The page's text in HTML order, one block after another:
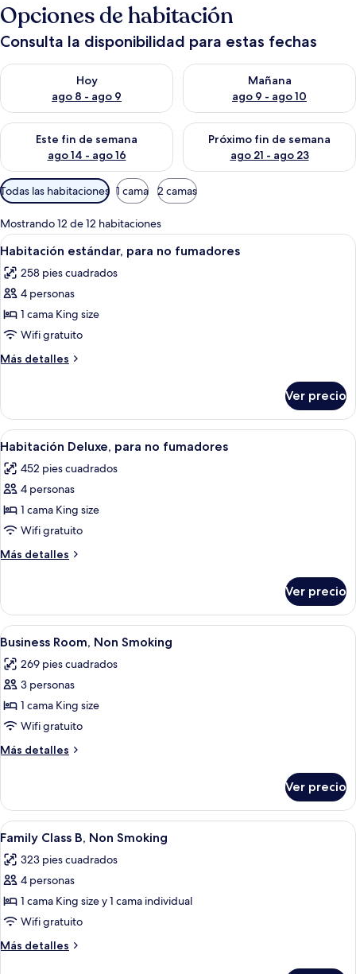
Opciones de habitación
Consulta la disponibilidad para estas fechas
Hoy
ago 8 - ago 9
Consulta la disponibilidad para hoy ago 8 - ago 9
Mañana
ago 9 - ago 10
Consulta la disponibilidad
Este fin de semana
ago 14 - ago 16
Consulta la disponibilidad para este fin de semana ago 14 -
Próximo fin de semana
ago 21 - ago 23
Consulta la disponibilidad
Filtros
disponibles
para
las
habitaciones
Todas las habitaciones 1 cama 2 camas
Mostrando 12 de 12 habitaciones
Abrir
todas
las
fotos
de
Habitación
estándar,
para
fumadores
Una habitación de hotel con cama,
15
Habitación estándar, para no fumadores
258 pies cuadrados
4 personas
1 cama King size
Wifi gratuito
Más detalles
Más
estándar,
para
no
Ver precio
Abrir
todas
las
fotos
de
Habitación
Deluxe,
para
fumadores
Habitación de hotel con una cama
22
Habitación Deluxe, para no fumadores
452 pies cuadrados
4 personas
1 cama King size
Wifi gratuito
Más detalles
Más
Deluxe,
para
no
Ver precio
Abrir
todas
las
fotos
de
Business
Room,
Non
Una habitación de hotel con cama,
15
Business Room, Non Smoking
269 pies cuadrados
3 personas
1 cama King size
Wifi gratuito
Más detalles
Más
Room,
Non
Smoking
Ver precio
Abrir
todas
las
fotos
de
Family
Class
B,
Ropa de cama de alta calidad y
19
Family Class B, Non Smoking
323 pies cuadrados
4 personas
1 cama King size y 1 cama individual
Wifi gratuito
Más detalles
Más